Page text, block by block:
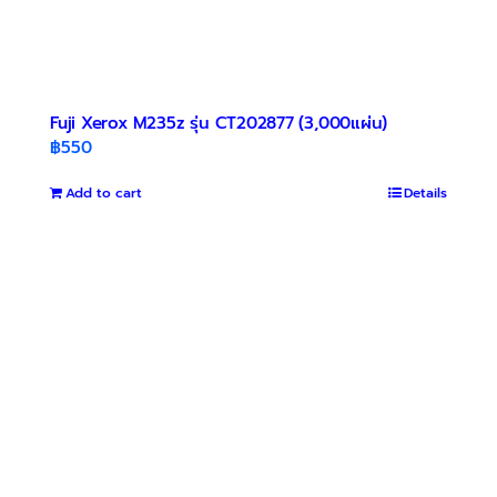
Fuji Xerox M235z รุ่น CT202877 (3,000แผ่น)
฿550
Add to cart Details